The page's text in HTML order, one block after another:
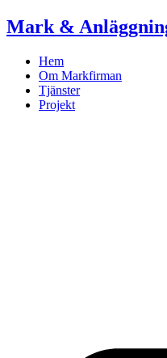
Skip
to
Mark &
Hem
Om Markfirman
Tjänster
Projekt